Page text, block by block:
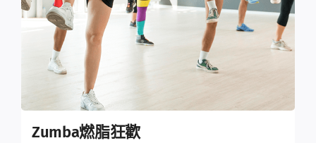
Zumba燃脂狂歡